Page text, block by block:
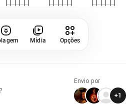
Mídia Opções
Envio por
+1